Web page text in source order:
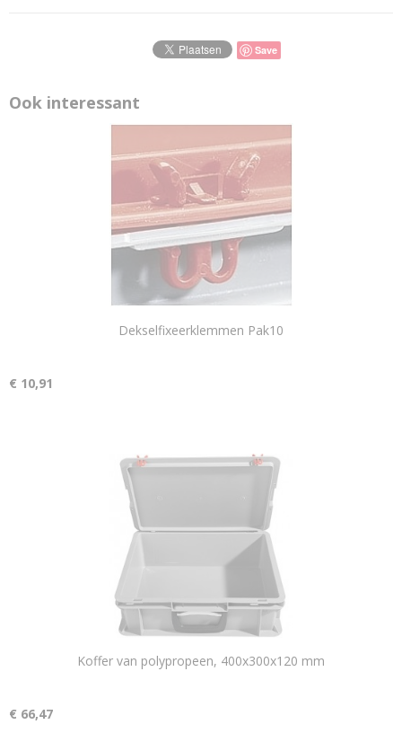
Save
Ook interessant
Dekselfixeerklemmen Pak10
€ 10,91
Koffer van polypropeen, 400x300x120 mm
€ 66,47